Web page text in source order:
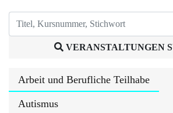
VERANSTALTUNGEN
Arbeit und Berufliche Teilhabe
Autismus